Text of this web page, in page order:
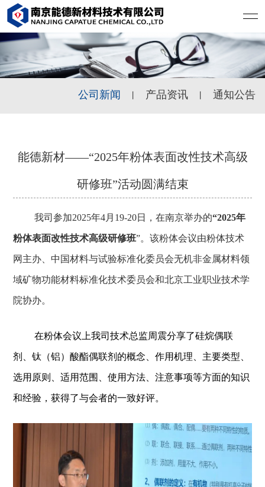
公司新闻 产品资讯 通知公告
能德新材——“2025年粉体表面改性技术高级
研修班”活动圆满结束
我司参加2025年4月19-20日，在南京举办的“2025年
粉体表面改性技术高级研修班”。该粉体会议由粉体技术
网主办、中国材料与试验标准化委员会无机非金属材料领
域矿物功能材料标准化技术委员会和北京工业职业技术学
院协办。
在粉体会议上我司技术总监周震分享了硅烷偶联
剂、钛（铝）酸酯偶联剂的概念、作用机理、主要类型、
选用原则、适用范围、使用方法、注意事项等方面的知识
和经验，获得了与会者的一致好评。